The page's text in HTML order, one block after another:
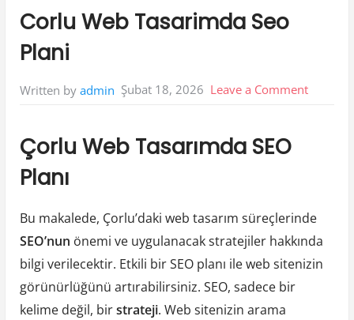
Corlu Web Tasarimda Seo
Plani
Written by admin Şubat 18, 2026 Leave a Commenton
Çorlu Web Tasarımda SEO
Planı
Bu makalede, Çorlu’daki web tasarım süreçlerinde
SEO’nun önemi ve uygulanacak stratejiler hakkında
bilgi verilecektir. Etkili bir SEO planı ile web sitenizin
görünürlüğünü artırabilirsiniz. SEO, sadece bir
kelime değil, birstrateji. Web sitenizin arama